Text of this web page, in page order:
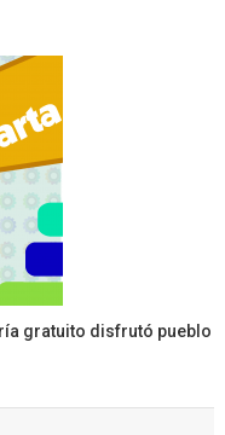
gratuito disfrutó pueblo